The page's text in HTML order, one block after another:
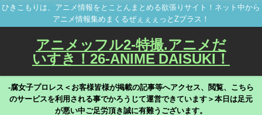
ひきこもりは、アニメ情報をとことんまとめる欲張りサイト！ネット中から
アニメ情報集めまくるぜぇぇぇっとZプラス！
アニメッフル2-特撮.アニメだ
いすき！26-ANIME DAISUKI！
-腐女子プロレス＜お客様皆様が掲載の記事等へアクセス、閲覧、こちら
のサービスを利用される事でかろうじて運営できています＞本日は足元
が悪い中ご足労頂き誠に有難うございます。